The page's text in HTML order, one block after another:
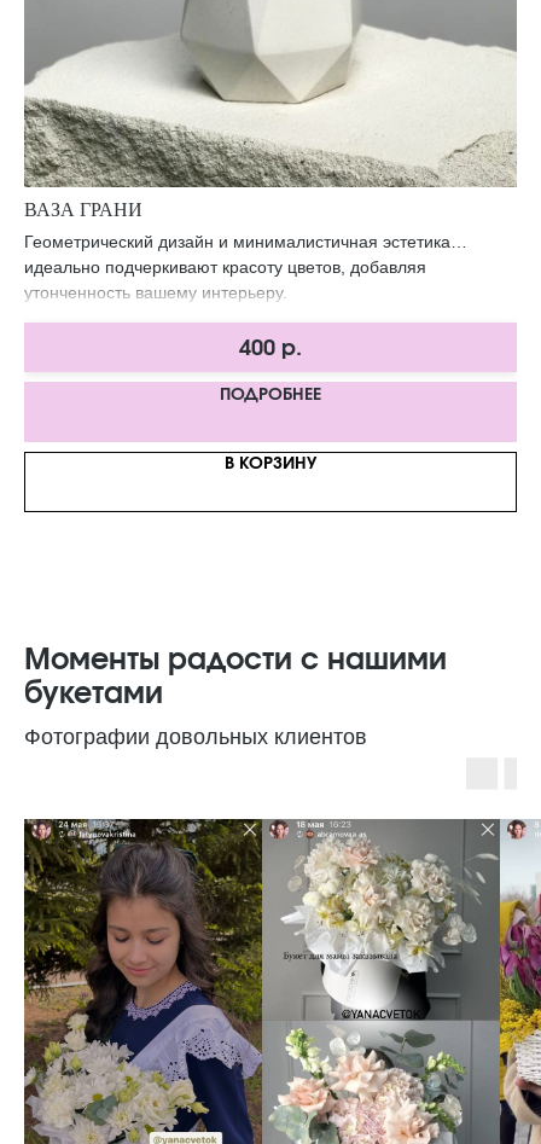
ВАЗА ГРАНИ
Геометрический дизайн и минималистичная эстетика
идеально подчеркивают красоту цветов, добавляя
утонченность вашему интерьеру.
400 р.
ПОДРОБНЕЕ
В КОРЗИНУ
Моменты радости с нашими
букетами
Фотографии довольных клиентов